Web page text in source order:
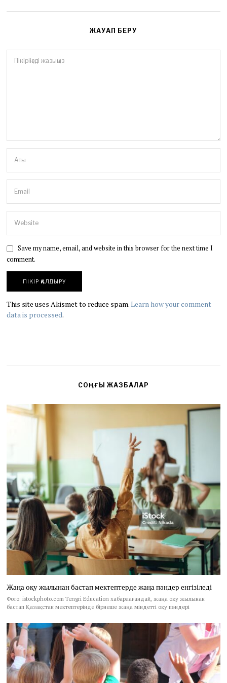
ЖАУАП БЕРУ
Save my name, email, and website in this browser for the next time I
comment.
This site uses Akismet to reduce spam.Learn how your comment
data is processed.
СОҢҒЫ ЖАЗБАЛАР
Жаңа оқу жылынан бастап мектептерде жаңа пәндер енгізіледі
Фото: istockphoto.com Tengri Education хабарлағандай, жаңа оқу жылынан
бастап Қазақстан мектептерінде бірнеше жаңа міндетті оқу пәндері